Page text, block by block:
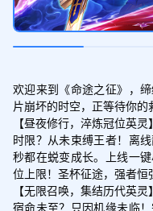
欢迎来到《命途之征》，
片崩坏的时空，正等待你的
【昼夜修行，淬炼冠位英灵】
时限？从未束缚王者！离
秒都在蜕变成长。上线一
位上限！圣杯征途，强者恒
【无限召唤，集结历代英灵】
宿命未至？只因机缘未临